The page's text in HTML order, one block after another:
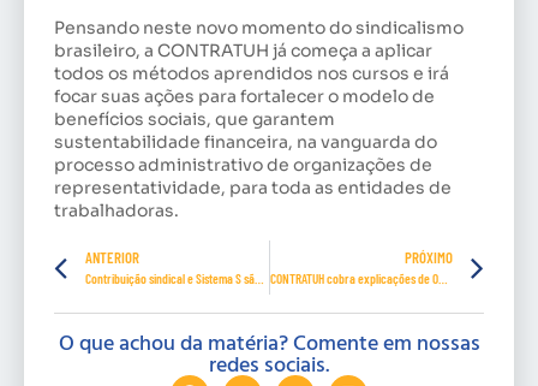
Pensando neste novo momento do sindicalismo
brasileiro, a CONTRATUH já começa a aplicar
todos os métodos aprendidos nos cursos e irá
focar suas ações para fortalecer o modelo de
benefícios sociais, que garantem
sustentabilidade financeira, na vanguarda do
processo administrativo de organizações de
representatividade, para toda as entidades de
trabalhadoras.
ANTERIOR PRÓXIMO
CONTRATUH cobra explicações de OAB-MT e Pantanal Shopping por exposição depreciativa de crianças para adoção
O que achou da matéria? Comente em nossas
redes sociais.